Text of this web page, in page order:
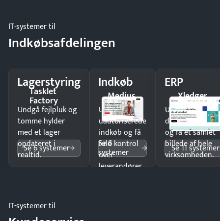
IT-systemer til
Indkøbsafdelingen
Lagerstyring
Tasklet
Factory
Undgå fejlpluk og
tomme hylder
med et lager
opdateret i
realtid.
Se 6 systemer
Indkøb
Medius
Undgå
uautoriserede
indkøb og få
fuld kontrol
over
leverandører
Se 6
systemer
ERP
Xledger
Undgå
og få ét samlet
billede af hele
virksomheden.
Se 11 systemer
IT-systemer til